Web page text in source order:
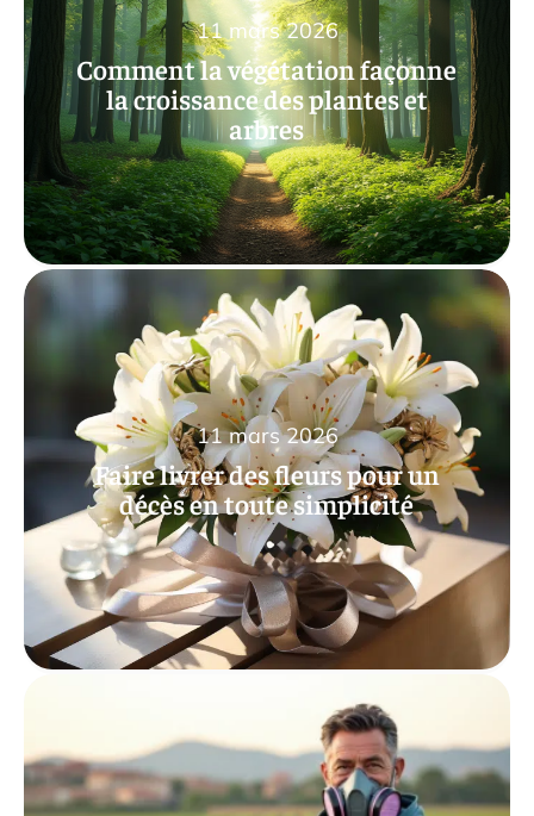
Comment la végétation façonne
la croissance des plantes et
arbres
11 mars 2026
Faire livrer des fleurs pour un
décès en toute simplicité
11 mars 2026